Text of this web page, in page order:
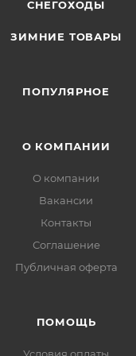
СНЕГОХОДЫ
ЗИМНИЕ ТОВАРЫ
ПОПУЛЯРНОЕ
О КОМПАНИИ
О компании
Вакансии
Контакты
Соглашение
Публичная оферта
ПОМОЩЬ